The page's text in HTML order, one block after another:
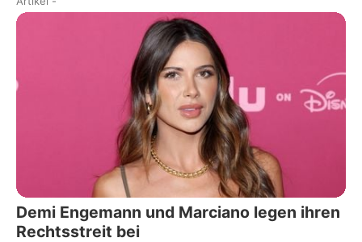
Demi Engemann und Marciano legen ihren
Rechtsstreit bei